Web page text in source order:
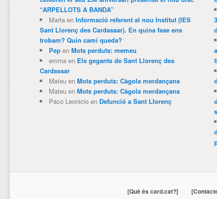
“ARPELLOTS A BANDA”
Martaen Informació referent al nou Institut (IES
Sant Llorenç des Cardassar). En quina fase ens
trobam? Quin camí queda?
Pepen Mots perduts: memeu
emmaen Els gegants de Sant Llorenç des
Cardassar
Mateuen Mots perduts: Càgola merdançana
Mateuen Mots perduts: Càgola merdançana
Paco Leonicioen Defunció a Sant Llorenç
[Què és card.cat?]